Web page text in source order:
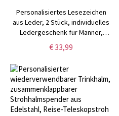
Personalisiertes Lesezeichen
aus Leder, 2 Stück, individuelles
Ledergeschenk für Männer,
für Reisende/Abschlussfeier,
Studenten/Buchliebhaber
€ 33,99